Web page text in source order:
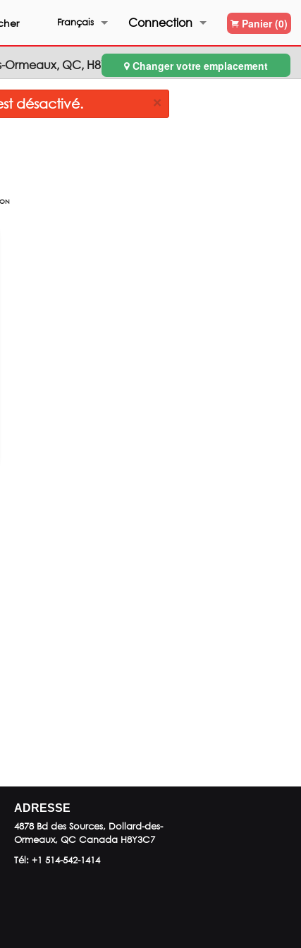
Français
Français
English
Connection
Inscription
Panier (0)
Ormeaux, QC, H8Y3C7 Changer votre emplacement
désactivé. ×
ADRESSE
4878 Bd des Sources, Dollard-des-
Ormeaux, QC Canada H8Y3C7
Tél: +1 514-542-1414